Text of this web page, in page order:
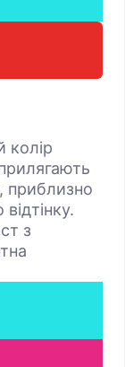
колір
приблизно
з